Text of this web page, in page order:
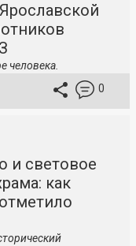
человека.
0
и световое
как